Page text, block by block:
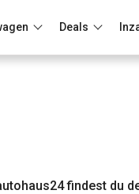
Deals
findest du